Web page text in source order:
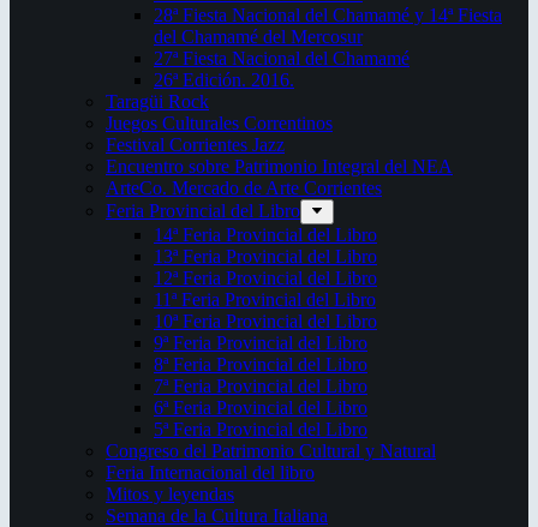
28ª Fiesta Nacional del Chamamé y 14ª Fiesta
del Chamamé del Mercosur
27ª Fiesta Nacional del Chamamé
26ª Edición. 2016.
Taragüi Rock
Juegos Culturales Correntinos
Festival Corrientes Jazz
Encuentro sobre Patrimonio Integral del NEA
ArteCo. Mercado de Arte Corrientes
Feria Provincial del Libro
14ª Feria Provincial del Libro
13ª Feria Provincial del Libro
12ª Feria Provincial del Libro
11ª Feria Provincial del Libro
10ª Feria Provincial del Libro
9ª Feria Provincial del Libro
8ª Feria Provincial del Libro
7ª Feria Provincial del Libro
6ª Feria Provincial del Libro
5ª Feria Provincial del Libro
Congreso del Patrimonio Cultural y Natural
Feria Internacional del libro
Mitos y leyendas
Semana de la Cultura Italiana